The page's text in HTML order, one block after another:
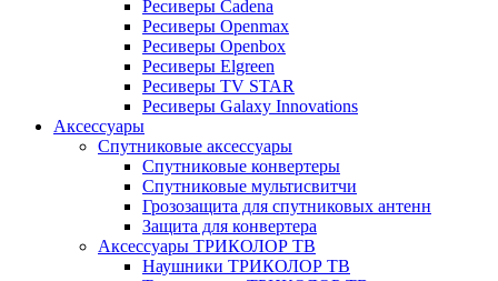
Ресиверы Cadena
Ресиверы Openmax
Ресиверы Openbox
Ресиверы Elgreen
Ресиверы TV STAR
Ресиверы Galaxy Innovations
Аксессуары
Спутниковые аксессуары
Спутниковые конвертеры
Спутниковые мультисвитчи
Грозозащита для спутниковых антенн
Защита для конвертера
Аксессуары ТРИКОЛОР ТВ
Наушники ТРИКОЛОР ТВ